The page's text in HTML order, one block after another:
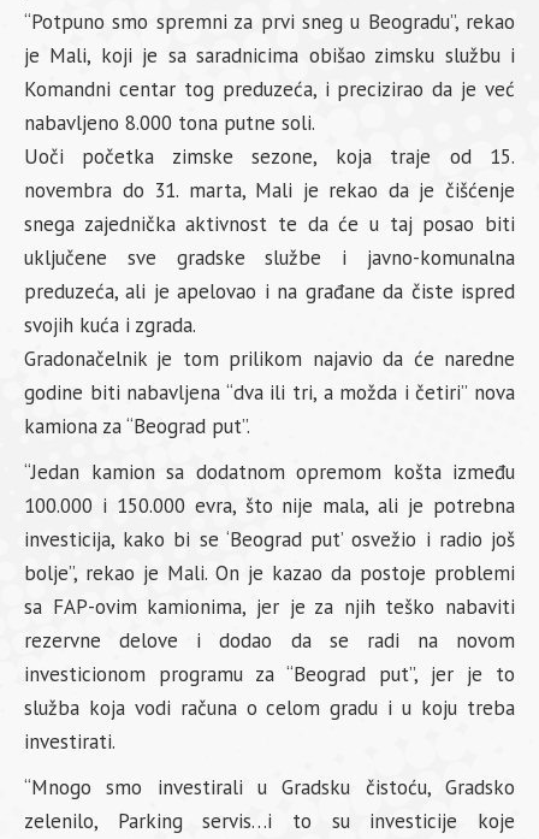
“Potpuno smo spremni za prvi sneg u Beogradu”, rekao
je Mali, koji je sa saradnicima obišao zimsku službu i
Komandni centar tog preduzeća, i precizirao da je već
nabavljeno 8.000 tona putne soli.
Uoči početka zimske sezone, koja traje od 15.
novembra do 31. marta, Mali je rekao da je čišćenje
snega zajednička aktivnost te da će u taj posao biti
uključene sve gradske službe i javno-komunalna
preduzeća, ali je apelovao i na građane da čiste ispred
svojih kuća i zgrada.
Gradonačelnik je tom prilikom najavio da će naredne
godine biti nabavljena “dva ili tri, a možda i četiri” nova
kamiona za “Beograd put”.
“Jedan kamion sa dodatnom opremom košta između
100.000 i 150.000 evra, što nije mala, ali je potrebna
investicija, kako bi se ‘Beograd put’ osvežio i radio još
bolje”, rekao je Mali. On je kazao da postoje problemi
sa FAP-ovim kamionima, jer je za njih teško nabaviti
rezervne delove i dodao da se radi na novom
investicionom programu za “Beograd put”, jer je to
služba koja vodi računa o celom gradu i u koju treba
investirati.
“Mnogo smo investirali u Gradsku čistoću, Gradsko
zelenilo, Parking servis…i to su investicije koje